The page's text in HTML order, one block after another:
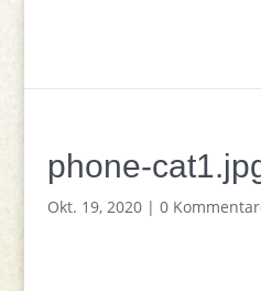
phone-
Okt. 19, 2020| 0